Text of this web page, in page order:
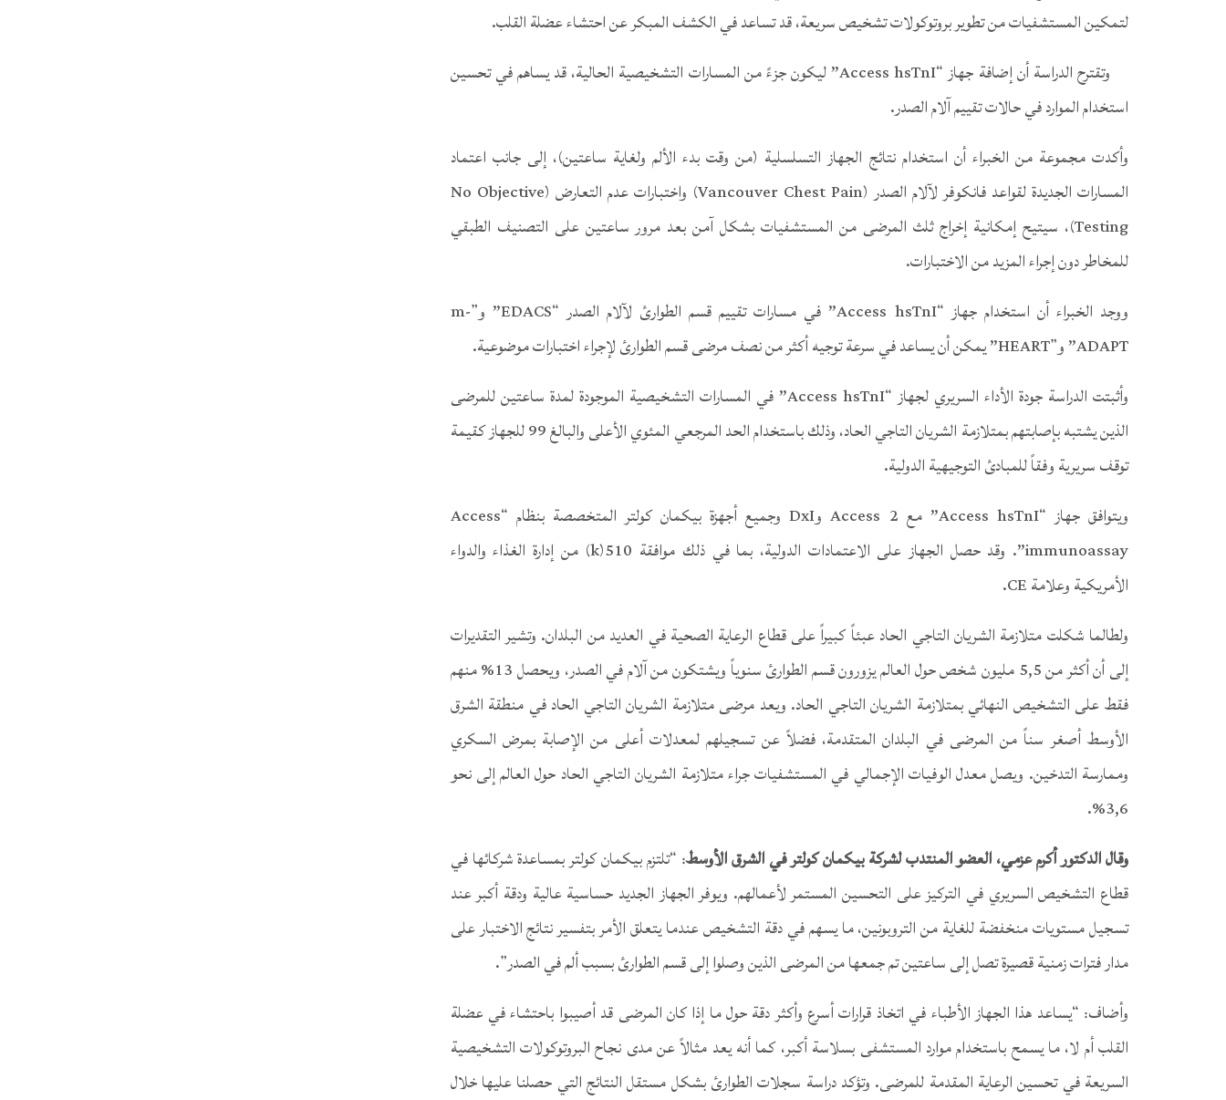
لتمكين المستشفيات من تطوير بروتوكولات تشخيص سريعة، قد تساعد في الكشف المبكر عن احتشاء عضلة القلب.
وتقترح الدراسة أن إضافة جهاز “Access hsTnI” ليكون جزءً من المسارات التشخيصية الحالية، قد يساهم في تحسين
استخدام الموارد في حالات تقييم آلام الصدر.
وأكدت مجموعة من الخبراء أن استخدام نتائج الجهاز التسلسلية (من وقت بدء الألم ولغاية ساعتين)، إلى جانب اعتماد
المسارات الجديدة لقواعد فانكوفر لآلام الصدر (Vancouver Chest Pain) واختبارات عدم التعارض (No Objective
Testing)، سيتيح إمكانية إخراج ثلث المرضى من المستشفيات بشكل آمن بعد مرور ساعتين على التصنيف الطبقي
للمخاطر دون إجراء المزيد من الاختبارات.
ووجد الخبراء أن استخدام جهاز “Access hsTnI” في مسارات تقييم قسم الطوارئ لآلام الصدر “EDACS” و”m-
ADAPT” و”HEART” يمكن أن يساعد في سرعة توجيه أكثر من نصف مرضى قسم الطوارئ لإجراء اختبارات موضوعية.
وأثبتت الدراسة جودة الأداء السريري لجهاز “Access hsTnI” في المسارات التشخيصية الموجودة لمدة ساعتين للمرضى
الذين يشتبه بإصابتهم بمتلازمة الشريان التاجي الحاد، وذلك باستخدام الحد المرجعي المئوي الأعلى والبالغ 99 للجهاز كقيمة
توقف سريرية وفقاً للمبادئ التوجيهية الدولية.
ويتوافق جهاز “Access hsTnI” مع Access 2 وDxI وجميع أجهزة بيكمان كولتر المتخصصة بنظام “Access
immunoassay”. وقد حصل الجهاز على الاعتمادات الدولية، بما في ذلك موافقة 510(k) من إدارة الغذاء والدواء
الأمريكية وعلامة CE.
ولطالما شكلت متلازمة الشريان التاجي الحاد عبئاً كبيراً على قطاع الرعاية الصحية في العديد من البلدان. وتشير التقديرات
إلى أن أكثر من 5,5 مليون شخص حول العالم يزورون قسم الطوارئ سنوياً ويشتكون من آلام في الصدر، ويحصل 13% منهم
فقط على التشخيص النهائي بمتلازمة الشريان التاجي الحاد. ويعد مرضى متلازمة الشريان التاجي الحاد في منطقة الشرق
الأوسط أصغر سناً من المرضى في البلدان المتقدمة، فضلاً عن تسجيلهم لمعدلات أعلى من الإصابة بمرض السكري
وممارسة التدخين. ويصل معدل الوفيات الإجمالي في المستشفيات جراء متلازمة الشريان التاجي الحاد حول العالم إلى نحو
3,6%.
وقال الدكتور أكرم عزمي، العضو المنتدب لشركة بيكمان كولتر في الشرق الأوسط: “تلتزم بيكمان كولتر بمساعدة شركائها في
قطاع التشخيص السريري في التركيز على التحسين المستمر لأعمالهم. ويوفر الجهاز الجديد حساسية عالية ودقة أكبر عند
تسجيل مستويات منخفضة للغاية من التروبونين، ما يسهم في دقة التشخيص عندما يتعلق الأمر بتفسير نتائج الاختبار على
مدار فترات زمنية قصيرة تصل إلى ساعتين تم جمعها من المرضى الذين وصلوا إلى قسم الطوارئ بسبب ألم في الصدر”.
وأضاف: “يساعد هذا الجهاز الأطباء في اتخاذ قرارات أسرع وأكثر دقة حول ما إذا كان المرضى قد أصيبوا باحتشاء في عضلة
القلب أم لا، ما يسمح باستخدام موارد المستشفى بسلاسة أكبر، كما أنه يعد مثالاً عن مدى نجاح البروتوكولات التشخيصية
السريعة في تحسين الرعاية المقدمة للمرضى. وتؤكد دراسة سجلات الطوارئ بشكل مستقل النتائج التي حصلنا عليها خلال